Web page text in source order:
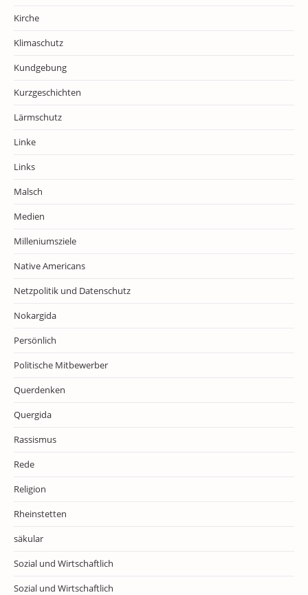
Kirche
Klimaschutz
Kundgebung
Kurzgeschichten
Lärmschutz
Linke
Links
Malsch
Medien
Milleniumsziele
Native Americans
Netzpolitik und Datenschutz
Nokargida
Persönlich
Politische Mitbewerber
Querdenken
Quergida
Rassismus
Rede
Religion
Rheinstetten
säkular
Sozial und Wirtschaftlich
Sozial und Wirtschaftlich